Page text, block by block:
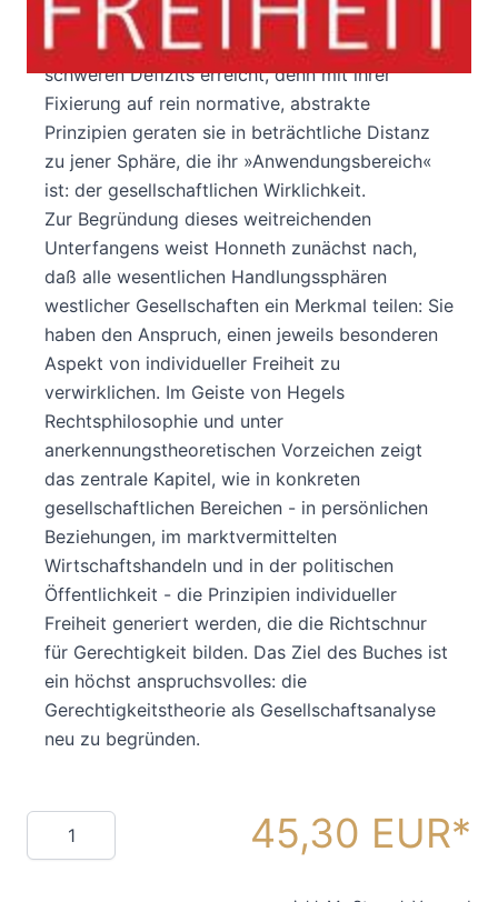
die meisten Gerechtigkeitstheorien ihr hohes
Begründungsniveau nur um den Preis eines
schweren Defizits erreicht, denn mit ihrer
Fixierung auf rein normative, abstrakte
Prinzipien geraten sie in beträchtliche Distanz
zu jener Sphäre, die ihr »Anwendungsbereich«
ist: der gesellschaftlichen Wirklichkeit.
Zur Begründung dieses weitreichenden
Unterfangens weist Honneth zunächst nach,
daß alle wesentlichen Handlungssphären
westlicher Gesellschaften ein Merkmal teilen: Sie
haben den Anspruch, einen jeweils besonderen
Aspekt von individueller Freiheit zu
verwirklichen. Im Geiste von Hegels
Rechtsphilosophie und unter
anerkennungstheoretischen Vorzeichen zeigt
das zentrale Kapitel, wie in konkreten
gesellschaftlichen Bereichen - in persönlichen
Beziehungen, im marktvermittelten
Wirtschaftshandeln und in der politischen
Öffentlichkeit - die Prinzipien individueller
Freiheit generiert werden, die die Richtschnur
für Gerechtigkeit bilden. Das Ziel des Buches ist
ein höchst anspruchsvolles: die
Gerechtigkeitstheorie als Gesellschaftsanalyse
neu zu begründen.
Menge 45,30 EUR